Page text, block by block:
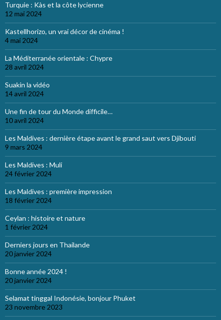
Turquie : Kàs et la côte lycienne
12 mai 2024
Kastellhorizo, un vrai décor de cinéma !
4 mai 2024
La Méditerranée orientale : Chypre
28 avril 2024
Suakin la vidéo
14 avril 2024
Une fin de tour du Monde difficile…
10 avril 2024
Les Maldives : dernière étape avant le grand saut vers Djibouti
9 mars 2024
Les Maldives : Muli
24 février 2024
Les Maldives : première impression
18 février 2024
Ceylan : histoire et nature
1 février 2024
Derniers jours en Thailande
20 janvier 2024
Bonne année 2024 !
20 janvier 2024
Selamat tinggal Indonésie, bonjour Phuket
23 novembre 2023